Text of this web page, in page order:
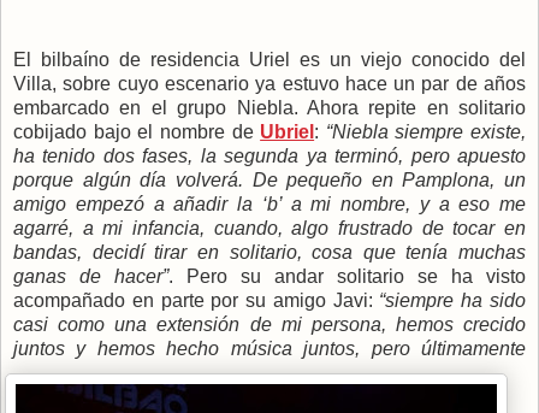
El bilbaíno de residencia Uriel es un viejo conocido del
Villa, sobre cuyo escenario ya estuvo hace un par de años
embarcado en el grupo Niebla. Ahora repite en solitario
cobijado bajo el nombre de Ubriel : “Niebla siempre existe,
ha tenido dos fases, la segunda ya terminó, pero apuesto
porque algún día volverá. De pequeño en Pamplona, un
amigo empezó a añadir la ‘b’ a mi nombre, y a eso me
agarré, a mi infancia, cuando, algo frustrado de tocar en
bandas, decidí tirar en solitario, cosa que tenía muchas
ganas de hacer”. Pero su andar solitario se ha visto
acompañado en parte por su amigo Javi: “siempre ha sido
casi como una extensión de mi persona, hemos crecido
juntos y hemos hecho músicajuntos, pero últimamente